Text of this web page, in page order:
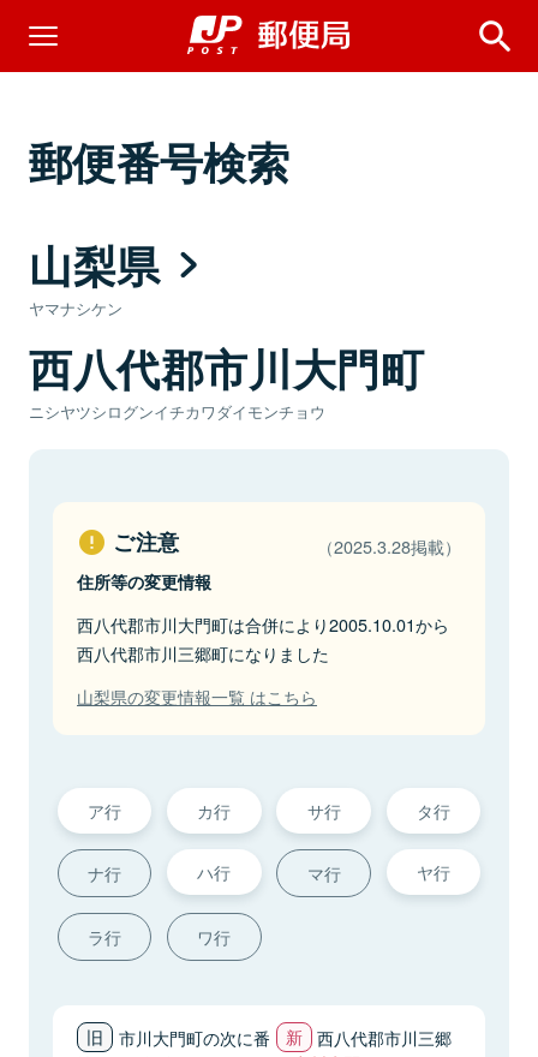
郵便番号検索
山梨県
ヤマナシケン
西八代郡市川大門町
ニシヤツシログンイチカワダイモンチョウ
ご注意 （2025.3.28掲載）
住所等の変更情報
西八代郡市川大門町は合併により2005.10.01から
西八代郡市川三郷町になりました
山梨県の変更情報一覧 はこちら
ア行 カ行 サ行 タ行
ナ行 ハ行 マ行 ヤ行
ラ行 ワ行
市川大門町の次に番
西八代郡市川三郷